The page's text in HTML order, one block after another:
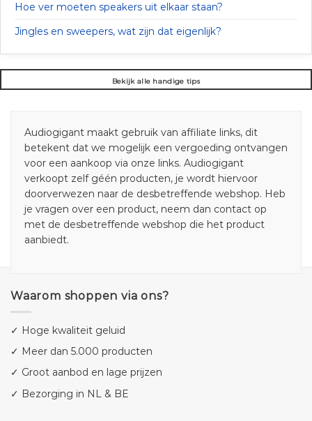
Hoe ver moeten speakers uit elkaar staan?
Jingles en sweepers, wat zijn dat eigenlijk?
Bekijk alle handige tips
Audiogigant maakt gebruik van affiliate links, dit
betekent dat we mogelijk een vergoeding ontvangen
voor een aankoop via onze links. Audiogigant
verkoopt zelf géén producten, je wordt hiervoor
doorverwezen naar de desbetreffende webshop. Heb
je vragen over een product, neem dan contact op
met de desbetreffende webshop die het product
aanbiedt.
Waarom shoppen via ons?
✓ Hoge kwaliteit geluid
✓ Meer dan 5.000 producten
✓ Groot aanbod en lage prijzen
✓ Bezorging in NL & BE